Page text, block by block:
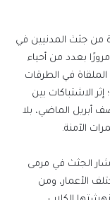
من جثث المدنيين في
بعدد من أحياء
في الطرقات
الاشتباكات بين
أبريل الماضي، بلا
الآمنة.
الجثث في مرمى
الأعمار، ومن